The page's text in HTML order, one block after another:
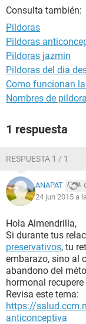
Consulta también:
Pildoras
Pildoras
Pildoras jazmin
Pildoras del dia
Como funcionan
Nombres de
1 respuesta
RESPUESTA 1 / 1
ANAPAT
24 jun 2015 a
Hola Almendrilla,
Si durante tus
preservativos, tu
embarazo, sino al
abandono del
hormonal
Revisa este tema:
https://
anticonceptiva